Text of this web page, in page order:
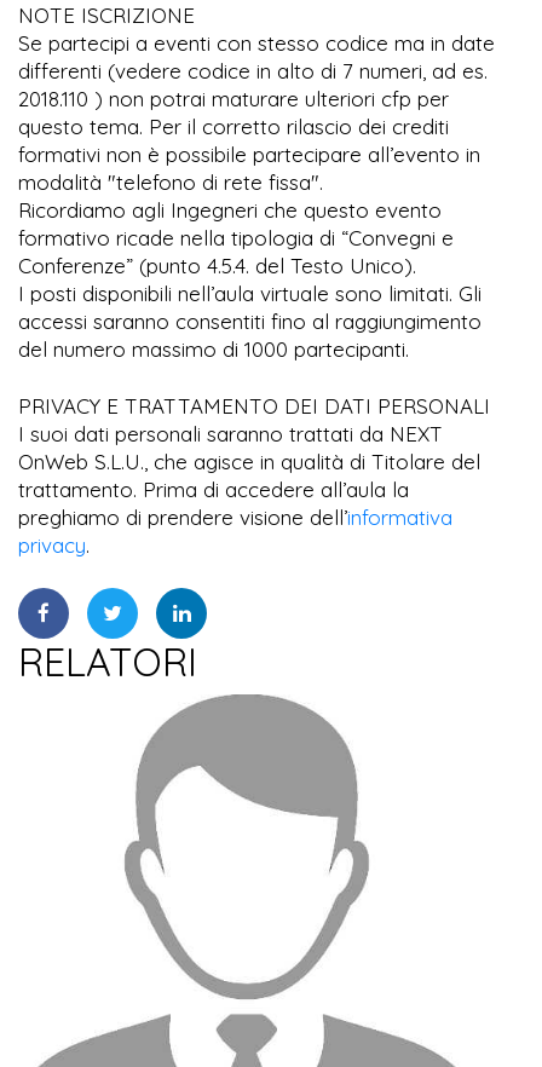
NOTE ISCRIZIONE
Se partecipi a eventi con stesso codice ma in date
differenti (vedere codice in alto di 7 numeri, ad es.
2018.110 ) non potrai maturare ulteriori cfp per
questo tema. Per il corretto rilascio dei crediti
formativi non è possibile partecipare all’evento in
modalità "telefono di rete fissa".
Ricordiamo agli Ingegneri che questo evento
formativo ricade nella tipologia di “Convegni e
Conferenze” (punto 4.5.4. del Testo Unico).
I posti disponibili nell’aula virtuale sono limitati. Gli
accessi saranno consentiti fino al raggiungimento
del numero massimo di 1000 partecipanti.
PRIVACY E TRATTAMENTO DEI DATI PERSONALI
I suoi dati personali saranno trattati da NEXT
OnWeb S.L.U., che agisce in qualità di Titolare del
trattamento. Prima di accedere all’aula la
preghiamo di prendere visione dell’informativa
privacy.
RELATORI